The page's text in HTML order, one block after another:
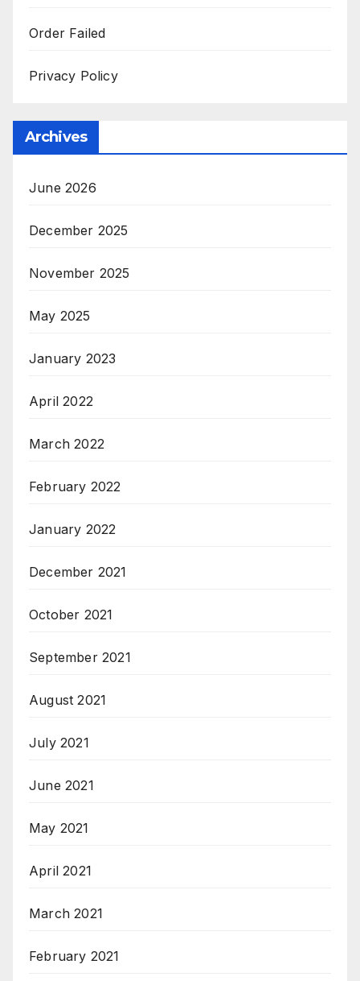
Order Failed
Privacy Policy
Archives
June 2026
December 2025
November 2025
May 2025
January 2023
April 2022
March 2022
February 2022
January 2022
December 2021
October 2021
September 2021
August 2021
July 2021
June 2021
May 2021
April 2021
March 2021
February 2021